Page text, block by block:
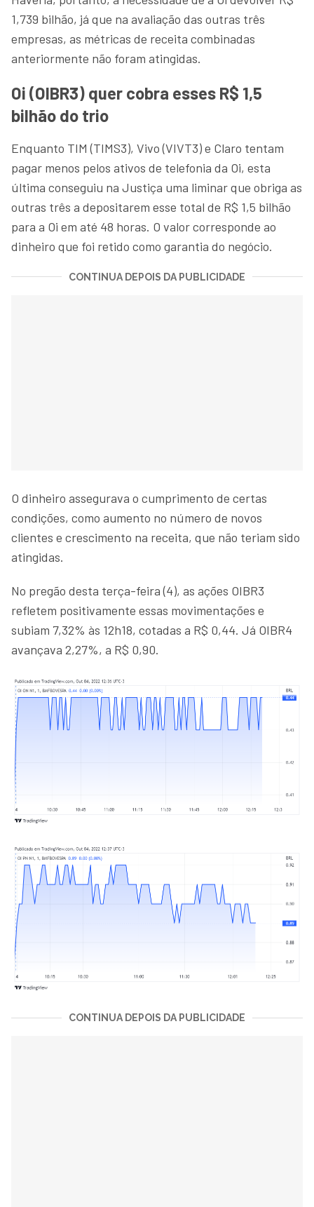
1,739 bilhão, já que na avaliação das outras três
empresas, as métricas de receita combinadas
anteriormente não foram atingidas.
Oi (OIBR3) quer cobra esses R$ 1,5
bilhão do trio
Enquanto TIM (TIMS3), Vivo (VIVT3) e Claro tentam
pagar menos pelos ativos de telefonia da Oi, esta
última conseguiu na Justiça uma liminar que obriga as
outras três a depositarem esse total de R$ 1,5 bilhão
para a Oi em até 48 horas. O valor corresponde ao
dinheiro que foi retido como garantia do negócio.
CONTINUA DEPOIS DA PUBLICIDADE
O dinheiro assegurava o cumprimento de certas
condições, como aumento no número de novos
clientes e crescimento na receita, que não teriam sido
atingidas.
No pregão desta terça-feira (4), as ações OIBR3
refletem positivamente essas movimentações e
subiam 7,32% às 12h18, cotadas a R$ 0,44. Já OIBR4
avançava 2,27%, a R$ 0,90.
CONTINUA DEPOIS DA PUBLICIDADE